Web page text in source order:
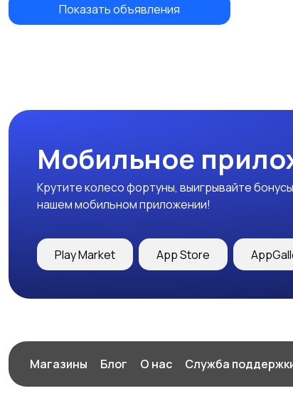
Показать объявления
Мобильное
Крутите колесо фортуны, выигрывайте
нашем мобильном приложении!
Play Market App Store
Магазины Блог О нас Служба